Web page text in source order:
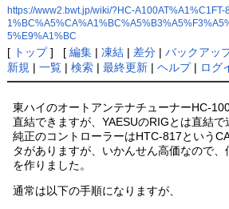
https://www2.bwt.jp/wiki/?HC-
5%E9%A1%BC
[ トップ] [ 編集| 凍結| 差分| バックアッ
新規 | 一覧| 検索| 最終更新| ヘルプ| ログ
東ハイのオートアンテナチューナーHC-
直結できますが、YAESUのRIGとは直結で
純正のコントローラーはHTC-817という
タがありますが、いかんせん高価なので
を作りました。
通常は以下の手順になりますが、